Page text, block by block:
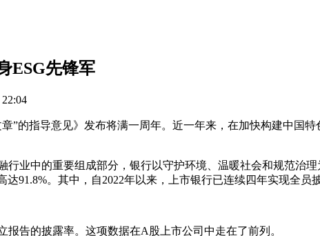
ESG先锋军
”的指导意见》发布将满一周年。近一年来，在加快构建中国
业中的重要组成部分，银行以守护环境、温暖社会和规范治
91.8%。其中，自2022年以来，上市银行已连续四年实现全员披
报告的披露率。这项数据在A股上市公司中走在了前列。